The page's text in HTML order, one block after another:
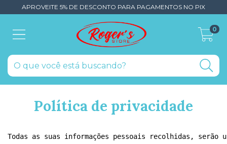
APROVEITE 5% DE DESCONTO PARA PAGAMENTOS NO PIX
0
Política de privacidade
Todas as suas informações pessoais recolhidas,